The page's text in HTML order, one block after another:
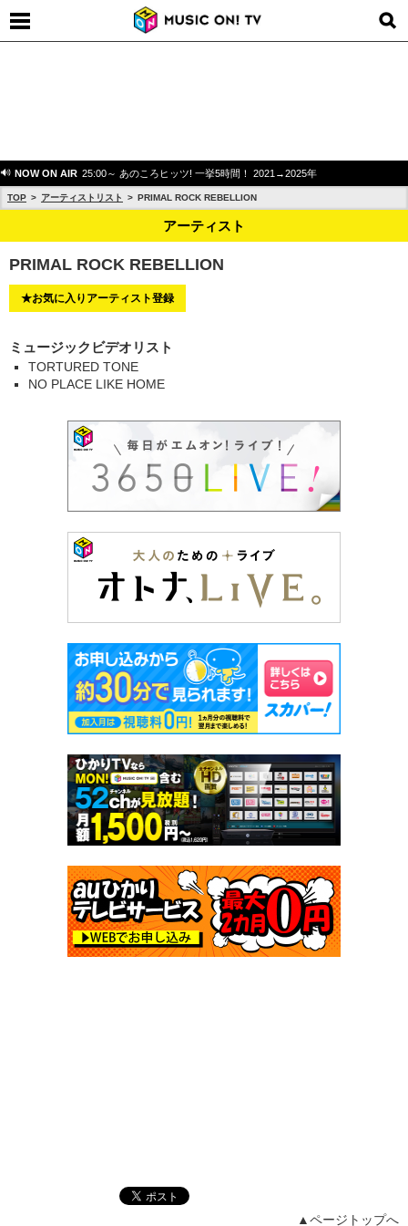
NOW ON AIR 25:00～ あのころヒッツ! 一挙5時間！ 2021→2025年
TOP アーティストリスト PRIMAL ROCK REBELLION
アーティスト
PRIMAL ROCK REBELLION
★お気に入りアーティスト登録
ミュージックビデオリスト
TORTURED TONE
NO PLACE LIKE HOME
▲ページトップへ